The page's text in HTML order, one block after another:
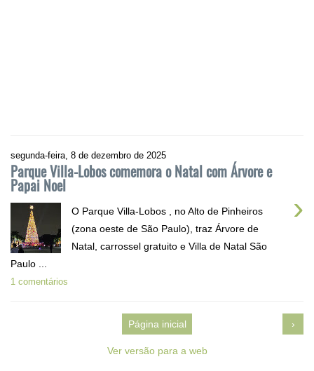
segunda-feira, 8 de dezembro de 2025
Parque Villa-Lobos comemora o Natal com Árvore e
Papai Noel
›
O Parque Villa-Lobos , no Alto de Pinheiros
(zona oeste de São Paulo), traz Árvore de
Natal, carrossel gratuito e Villa de Natal São
Paulo ...
1 comentários
›
Página inicial
Ver versão para a web